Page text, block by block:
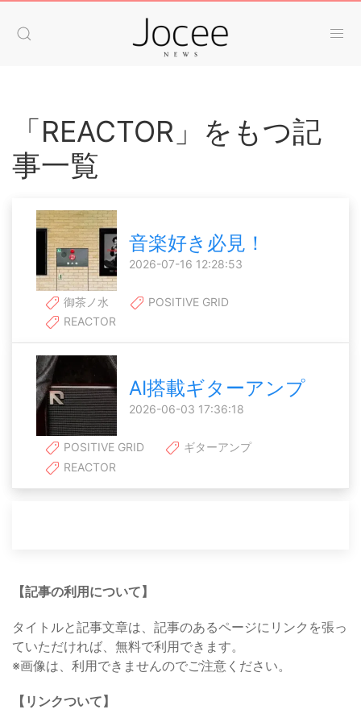
「REACTOR」をもつ記
事一覧
音楽好き必見！
2026-07-16 12:28:53
御茶ノ水
POSITIVE GRID
REACTOR
AI搭載ギターアンプ
2026-06-03 17:36:18
POSITIVE GRID
ギターアンプ
REACTOR
【記事の利用について】
タイトルと記事文章は、記事のあるページにリンクを張っ
ていただければ、無料で利用できます。
※画像は、利用できませんのでご注意ください。
【リンクついて】